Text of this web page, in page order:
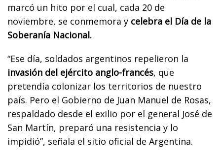
marcó un hito por el cual, cada 20 de
noviembre, se conmemora y celebra el Día de la
Soberanía Nacional.
“Ese día, soldados argentinos repelieron la
invasión del ejército anglo-francés, que
pretendía colonizar los territorios de nuestro
país. Pero el Gobierno de Juan Manuel de Rosas,
respaldado desde el exilio por el general José de
San Martín, preparó una resistencia y lo
impidió”, señala el sitio oficial de Argentina.